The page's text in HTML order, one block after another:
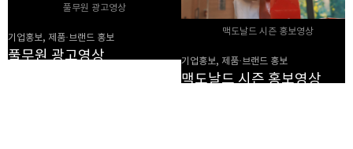
풀무원 광고영상
기업홍보, 제품·브랜드 홍보
풀무원 광고영상
맥도날드 시즌 홍보영상
기업홍보, 제품·브랜드 홍보
맥도날드 시즌 홍보영상